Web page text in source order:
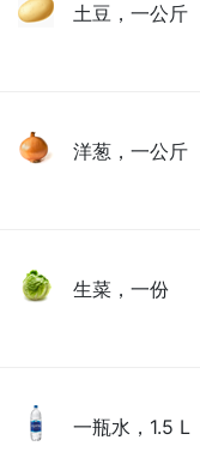
土豆，一公斤
洋葱，一公斤
生菜，一份
一瓶水，1.5 L